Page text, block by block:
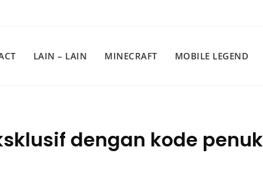
LAIN – LAIN MINECRAFT MOBILE LEGEND
dengan kode